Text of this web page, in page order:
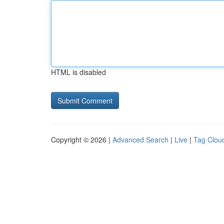
HTML is disabled
Copyright © 2026 | Advanced Search | Live | Tag